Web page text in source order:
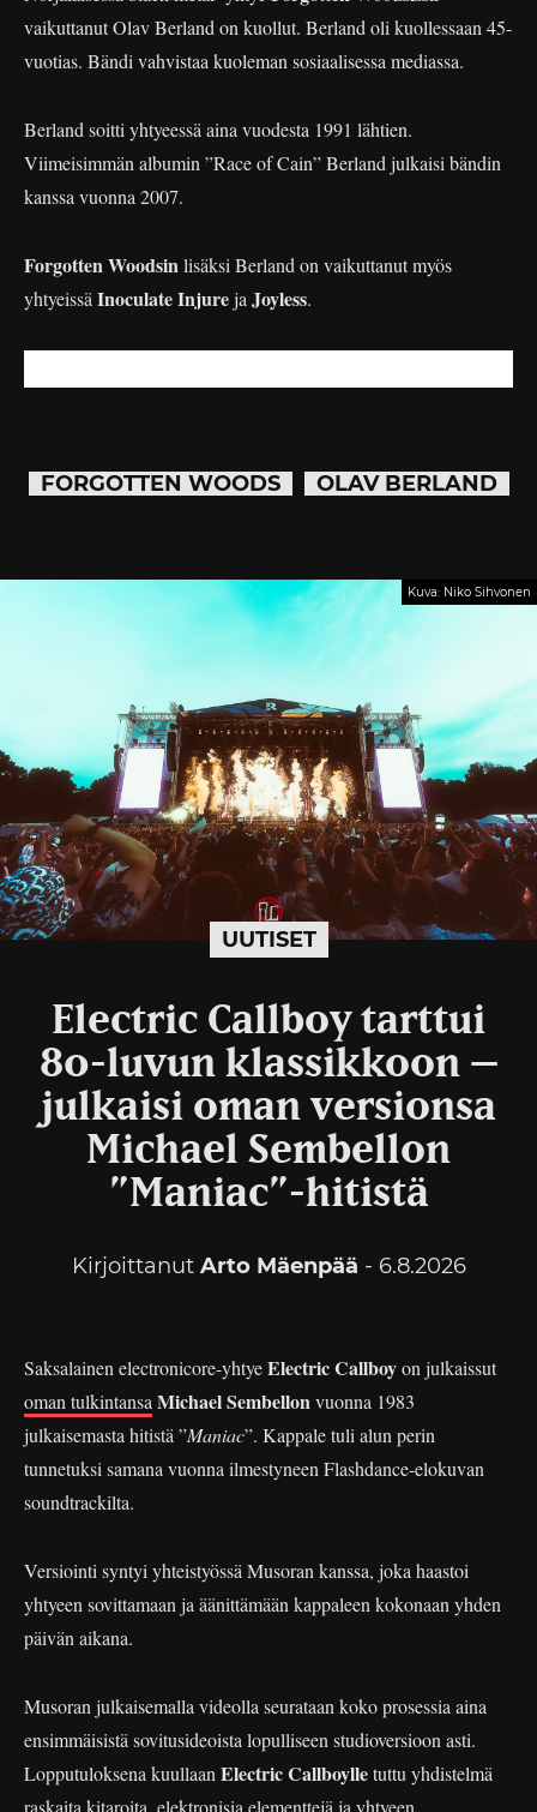
vaikuttanut Olav Berland on kuollut. Berland oli kuollessaan 45-
vuotias. Bändi vahvistaa kuoleman sosiaalisessa mediassa.
Berland soitti yhtyeessä aina vuodesta 1991 lähtien.
Viimeisimmän albumin ”Race of Cain” Berland julkaisi bändin
kanssa vuonna 2007.
Forgotten Woodsinlisäksi Berland on vaikuttanut myös
yhtyeissä Inoculate Injureja Joyless.
FORGOTTEN WOODS OLAV BERLAND
UUTISET
Kuva: Niko Sihvonen
Electric Callboy tarttui
80-luvun klassikkoon –
julkaisi oman versionsa
Michael Sembellon
”Maniac”-hitistä
Kirjoittanut Arto Mäenpää - 6.8.2026
Saksalainen electronicore-yhtyeElectric Callboyon julkaissut
oman tulkintansa Michael Sembellonvuonna 1983
julkaisemasta hitistä ”Maniac”. Kappale tuli alun perin
tunnetuksi samana vuonna ilmestyneen Flashdance-elokuvan
soundtrackilta.
Versiointi syntyi yhteistyössä Musoran kanssa, joka haastoi
yhtyeen sovittamaan ja äänittämään kappaleen kokonaan yhden
päivän aikana.
Musoran julkaisemalla videolla seurataan koko prosessia aina
ensimmäisistä sovitusideoista lopulliseen studioversioon asti.
Lopputuloksena kuullaan Electric Callboylletuttu yhdistelmä
raskaita kitaroita, elektronisia elementtejä ja yhtyeen